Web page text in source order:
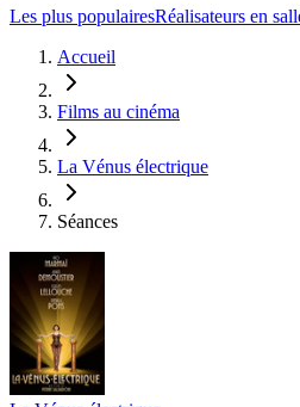
Les plus populairesRéalisateurs en
Accueil
Films au cinéma
La Vénus électrique
Séances